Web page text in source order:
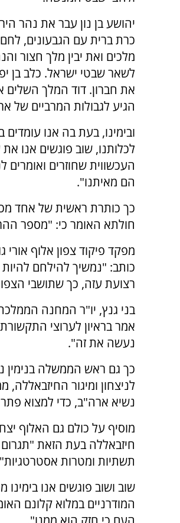
יהושע בן נון עבר את נהר
מלכים ואת יבין מלך חצור
לשאר שבטי ישראל. כלב בן
את חברון. דוד המלך
הגיע לגבולות המרביים של
ובימינו, בעת בה אנו עומדים
לכלותנו, שוב פוגשים אנו
העכשווית שחוזרים ואומרים
הם מאיתנו".
כך כותרת ראשית של אחד
חולתא האומר כי: "מספר
מפקד פיקוד צפון אלוף אורי
כותב: "נמשיך להילחם להיות
רצועת עזה, כך שתושבי
בני גנץ, יו"ר המחנה
אמר בראיון לערוצי
נעשה את זה".
כך גם ראש הממשלה בנימין
לניצחון ומיגור
נשיא ארה"ב, כדי למצוא
מוסיף על כולם גם האלוף
חיזבאללה בעת הזאת
תשתיות ומטרות
שוב ושוב פוגשים אנו
המודרניים במלוא קלונם